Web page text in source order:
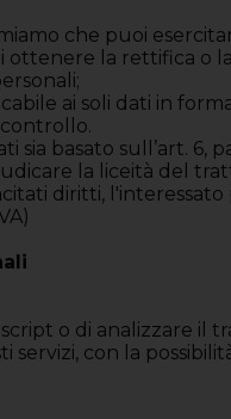
che puoi
ottenere la rettifica
ai soli dati in
basato sull’art. 6,
la liceità del
diritti,
o di analizzare
con la